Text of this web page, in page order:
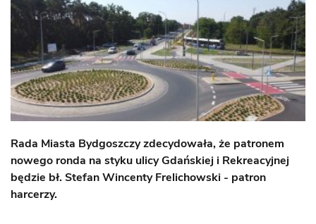
Rada Miasta Bydgoszczy zdecydowała, że patronem
nowego ronda na styku ulicy Gdańskiej i Rekreacyjnej
będzie bł. Stefan Wincenty Frelichowski - patron
harcerzy.